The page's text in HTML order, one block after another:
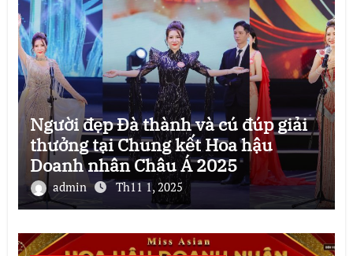
Người đẹp Đà thành và cú đúp giải
thưởng tại Chung kết Hoa hậu
Doanh nhân Châu Á 2025
admin Th11 1, 2025